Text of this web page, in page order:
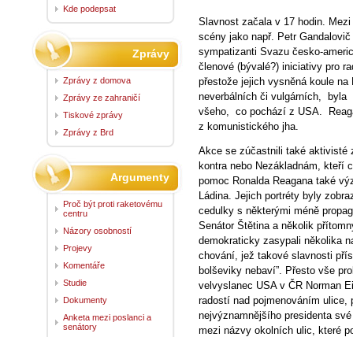
Slavnost začala v 17 hodin.
scény jako např. Petr
sympatizanti Svazu česko-
členové (bývalé?) iniciativy pro
přestože jejich vysněná koule
neverbálních či vulgárních,
všeho, co pochází z USA.
z komunistického jha.
Akce se zúčastnili také aktivisté
kontra nebo Nezákladnám, kteří
pomoc Ronalda Reagana také
Ládina. Jejich portréty byly
cedulky s některými méně
Senátor Štětina a několik
demokraticky zasypali několika
chování, jež takové slavnosti
bolševiky nebaví”. Přesto vše
velvyslanec USA v ČR Norman
radostí nad pojmenováním ulice,
nejvýznamnějšího presidenta
mezi názvy okolních ulic, které
Kde podepsat
Zprávy
Zprávy z domova
Zprávy ze zahraničí
Tiskové zprávy
Zprávy z Brd
Argumenty
Proč být proti raketovému
centru
Názory osobností
Projevy
Komentáře
Studie
Dokumenty
Anketa mezi poslanci a
senátory